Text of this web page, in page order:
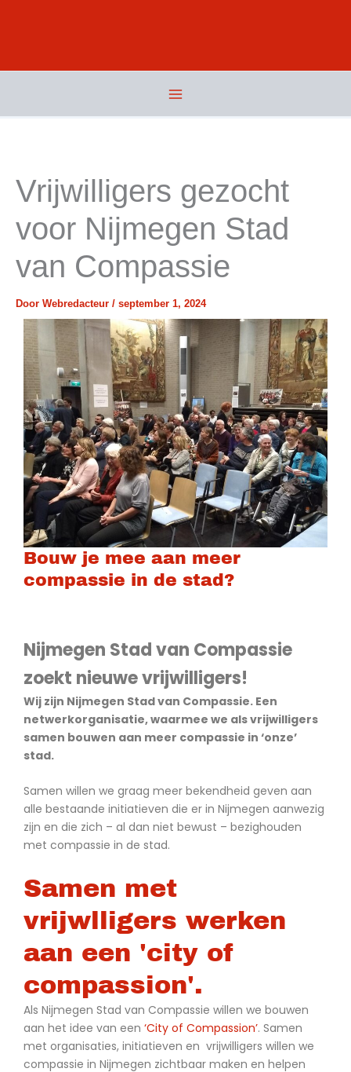
inhoud
Vrijwilligers gezocht
voor Nijmegen Stad
van Compassie
Door Webredacteur / september 1, 2024
Bouw je mee aan meer
compassie in de stad?
Nijmegen Stad van Compassie
zoekt nieuwe vrijwilligers!
Wij zijn Nijmegen Stad van Compassie. Een
netwerkorganisatie, waarmee we als vrijwilligers
samen bouwen aan meer compassie in ‘onze’
stad.
Samen willen we graag meer bekendheid geven aan
alle bestaande initiatieven die er in Nijmegen aanwezig
zijn en die zich – al dan niet bewust – bezighouden
met compassie in de stad.
Samen met
vrijwlligers werken
aan een 'city of
compassion'.
Als Nijmegen Stad van Compassie willen we bouwen
aan het idee van een ‘City of Compassion’. Samen
met organisaties, initiatieven en vrijwilligers willen we
compassie in Nijmegen zichtbaar maken en helpen